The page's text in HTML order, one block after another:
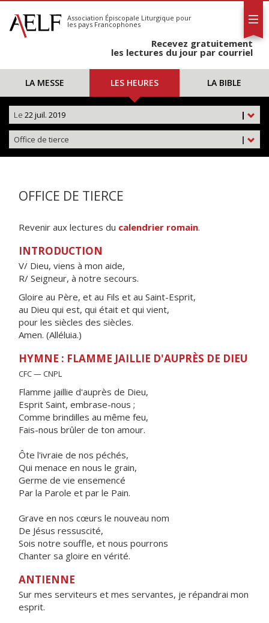
S'abonner
Calendrier
Association Épiscopale Liturgique pour
les pays Francophones
Recevez gratuitement
les lectures du jour par courriel
LA MESSE LES HEURES LA BIBLE
|
Le 22 juil. 2019
|
Office de tierce
OFFICE DE TIERCE
Revenir aux lectures du calendrier romain.
INTRODUCTION
V/ Dieu, viens à mon aide,
R/ Seigneur, à notre secours.
Gloire au Père, et au Fils et au Saint-Esprit,
au Dieu qui est, qui était et qui vient,
pour les siècles des siècles.
Amen. (Alléluia.)
HYMNE : FLAMME JAILLIE D'AUPRÈS DE DIEU
CFC — CNPL
Flamme jaillie d'auprès de Dieu,
Esprit Saint, embrase-nous ;
Comme brindilles au même feu,
Fais-nous brûler de ton amour.
Ôte l'ivraie de nos péchés,
Qui menace en nous le grain,
Germe de vie ensemencé
Par la Parole et par le Pain.
Grave en nos cœurs le nouveau nom
De Jésus ressuscité,
Sois notre souffle, et nous pourrons
Chanter sa gloire en vérité.
ANTIENNE
Sur mes serviteurs et mes servantes, je répandrai mon
esprit.